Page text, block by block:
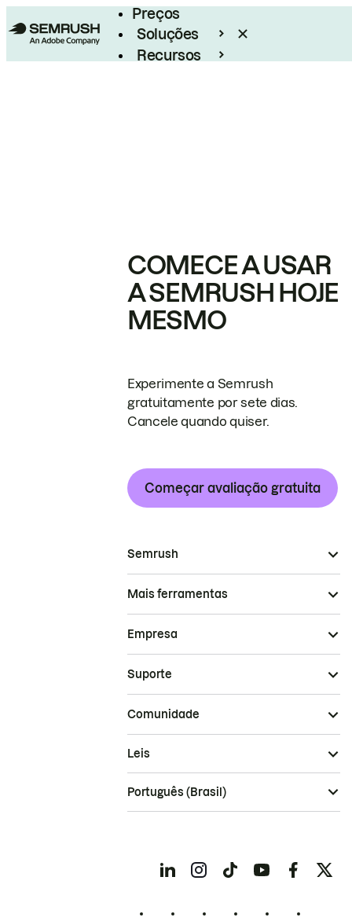
Preços
Soluções
Recursos
COMECE A USAR
A SEMRUSH HOJE
MESMO
Experimente a Semrush
gratuitamente por sete dias.
Cancele quando quiser.
Começar avaliação gratuita
Semrush
Mais ferramentas
Empresa
Suporte
Comunidade
Leis
Português (Brasil)